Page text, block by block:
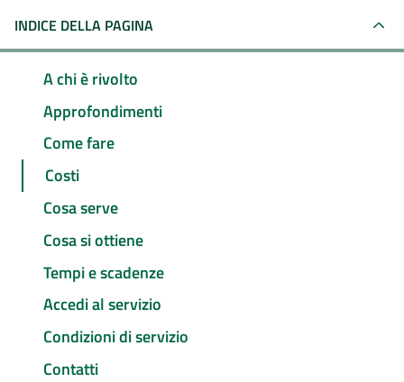
INDICE DELLA PAGINA
A chi è rivolto
Approfondimenti
Come fare
Costi
Cosa serve
Cosa si ottiene
Tempi e scadenze
Accedi al servizio
Condizioni di servizio
Contatti